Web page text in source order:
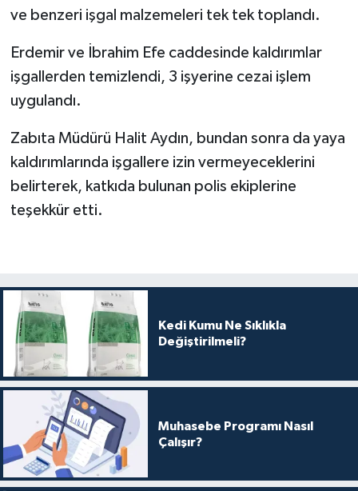
ve benzeri işgal malzemeleri tek tek toplandı.
Erdemir ve İbrahim Efe caddesinde kaldırımlar
işgallerden temizlendi, 3 işyerine cezai işlem
uygulandı.
Zabıta Müdürü Halit Aydın, bundan sonra da yaya
kaldırımlarında işgallere izin vermeyeceklerini
belirterek, katkıda bulunan polis ekiplerine
teşekkür etti.
Kedi Kumu Ne Sıklıkla
Değiştirilmeli?
Muhasebe Programı Nasıl
Çalışır?
Videolu Haberler
Tüm Haberler